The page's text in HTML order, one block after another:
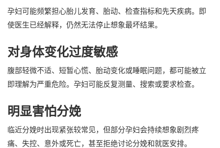
孕妇可能频繁担心胎儿发育、胎动、检查指标和先天疾病。即
使医生已经解释，仍然无法停止想象最坏结果。
对身体变化过度敏感
腹部轻微不适、短暂心慌、胎动变化或睡眠问题，都可能被立
即理解为严重危险。孕妇可能反复测量、搜索或要求检查。
明显害怕分娩
临近分娩时出现紧张较常见，但部分孕妇会持续想象剧烈疼
痛、失控、意外或死亡，甚至拒绝讨论分娩和就医安排。